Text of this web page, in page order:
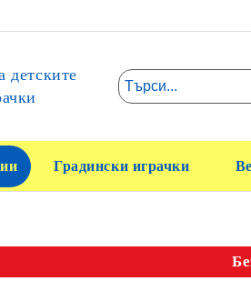
детските
Градински играчки